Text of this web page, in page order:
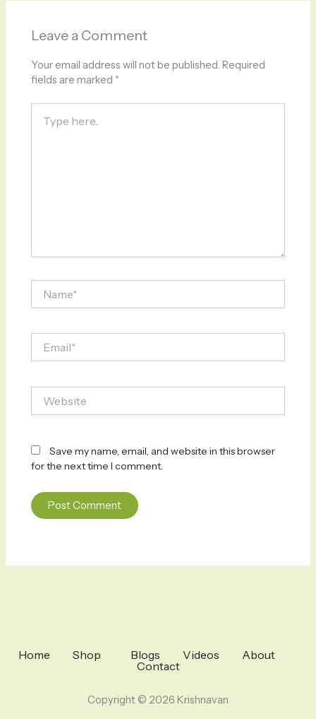
Leave a Comment
Your email address will not be published. Required
fields are marked *
here..
Save my name, email, and website in this browser
for the next time I comment.
Home Shop Blogs Videos
About
Contact
Copyright © 2026 Krishnavan